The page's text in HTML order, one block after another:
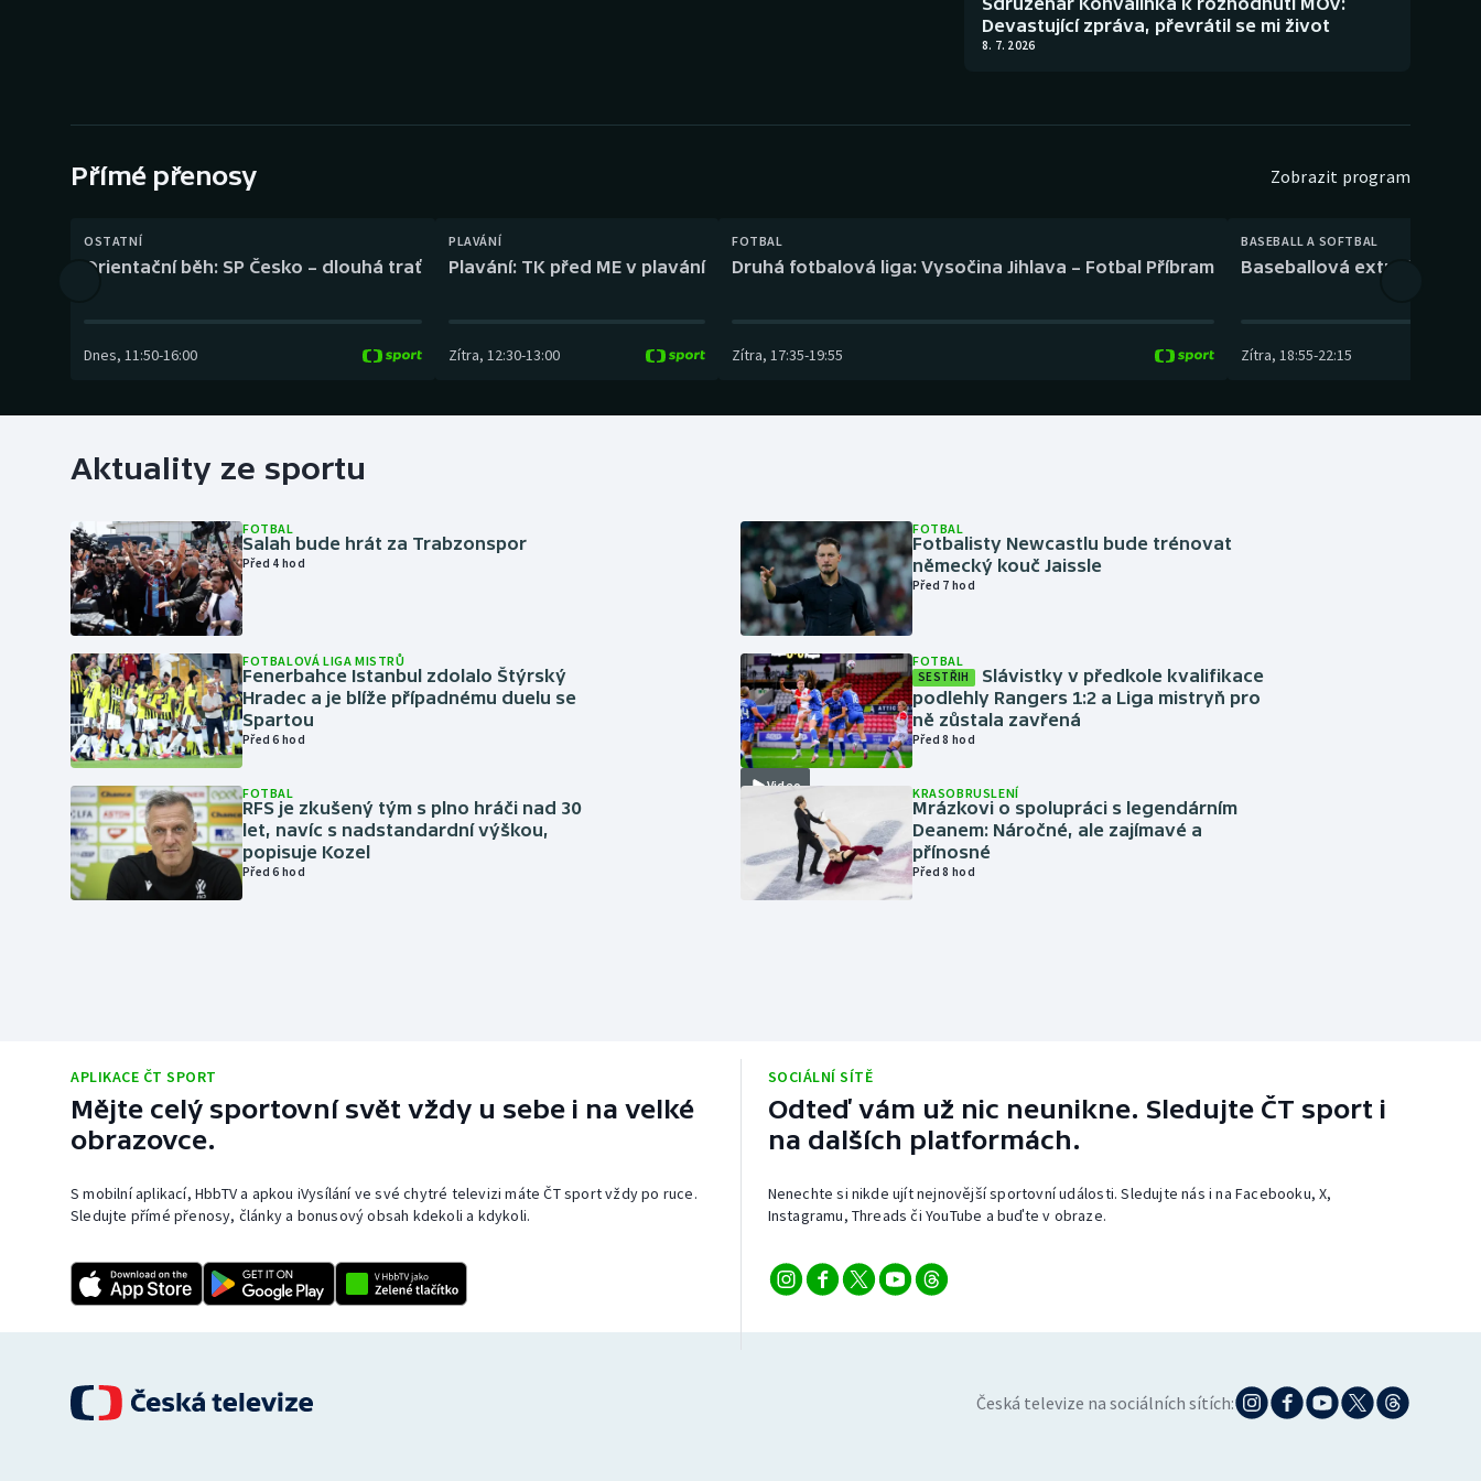
Gymnastika Plážový volejbal
Devastující zpráva, převrátil se mi život
8. 7. 2026
Přímé přenosy Zobrazit program
OSTATNÍ
Orientační běh: SP Česko – dlouhá trať
Dnes, 11:50-16:00
PLAVÁNÍ
Plavání: TK před ME v plavání
Zítra, 12:30-13:00
FOTBAL
Druhá fotbalová liga: Vysočina Jihlava – Fotbal Příbram
Zítra, 17:35-19:55
BASEBALL A SOFTBAL
Baseballová extraliga:
Zítra, 18:55-22:15
Aktuality ze sportu
FOTBAL
Salah bude hrát za Trabzonspor
Před 4 hod
FOTBALOVÁ LIGA MISTRŮ
Fenerbahce Istanbul zdolalo Štýrský
Hradec a je blíže případnému duelu se
Spartou
Před 6 hod
FOTBAL
RFS je zkušený tým s plno hráči nad 30
let, navíc s nadstandardní výškou,
popisuje Kozel
Před 6 hod
FOTBAL
Fotbalisty Newcastlu bude trénovat
německý kouč Jaissle
Před 7 hod
Video
FOTBAL
SESTŘIH
Slávistky v předkole kvalifikace
podlehly Rangers 1:2 a Liga mistryň pro
ně zůstala zavřená
Před 8 hod
KRASOBRUSLENÍ
Mrázkovi o spolupráci s legendárním
Deanem: Náročné, ale zajímavé a
přínosné
Před 8 hod
APLIKACE ČT SPORT
Mějte celý sportovní svět vždy u sebe i na velké
obrazovce.
S mobilní aplikací, HbbTV a apkou iVysílání ve své chytré televizi máte ČT sport vždy po ruce.
Sledujte přímé přenosy, články a bonusový obsah kdekoli a kdykoli.
SOCIÁLNÍ SÍTĚ
Odteď vám už nic neunikne. Sledujte ČT sport i
na dalších platformách.
Nenechte si nikde ujít nejnovější sportovní události. Sledujte nás i na Facebooku, X,
Instagramu, Threads či YouTube a buďte v obraze.
Česká televize na sociálních sítích: